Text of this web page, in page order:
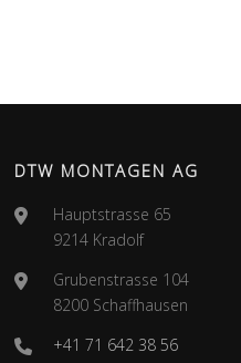
DTW MONTAGEN AG
Hauptstrasse 65
9214 Kradolf
Grubenstrasse 104
8200 Schaffhausen
+41 71 642 38 56